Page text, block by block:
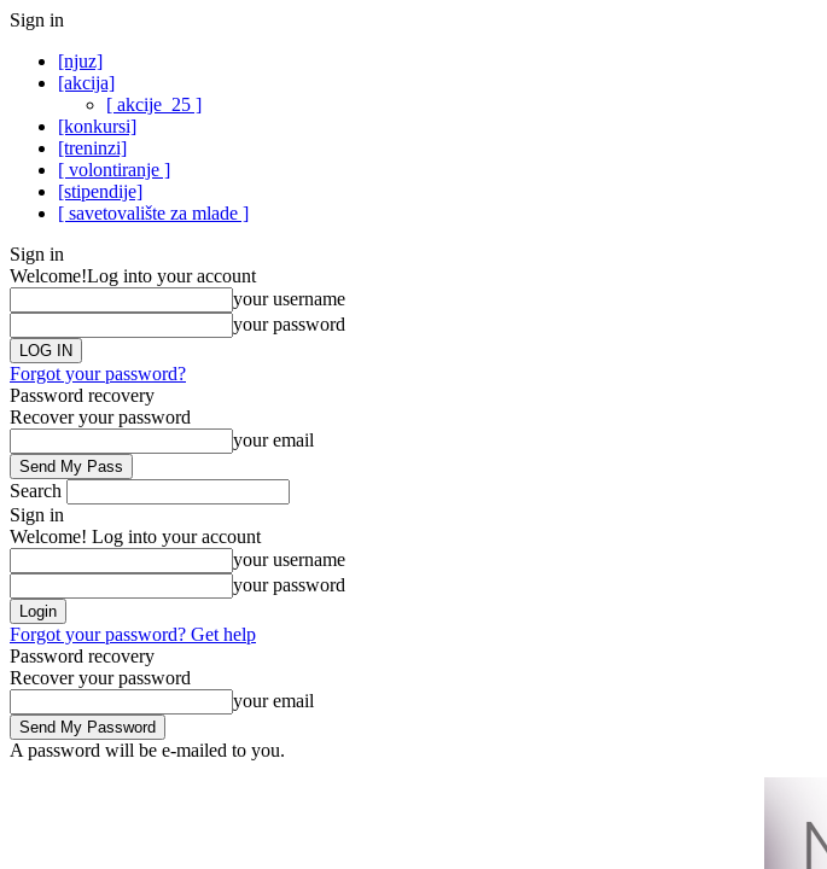
Sign in
[njuz]
[akcija]
[ akcije_25 ]
[konkursi]
[treninzi]
[ volontiranje ]
[stipendije]
[ savetovalište za mlade ]
Sign in
Welcome!Log into your account
your username
your password
Forgot your password?
Password recovery
Recover your password
your email
Search
Sign in
Welcome! Log into your account
your username
your password
Forgot your password? Get help
Password recovery
Recover your password
your email
A password will be e-mailed to you.